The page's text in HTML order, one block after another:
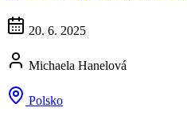
20. 6. 2025
Michaela Hanelová
Polsko